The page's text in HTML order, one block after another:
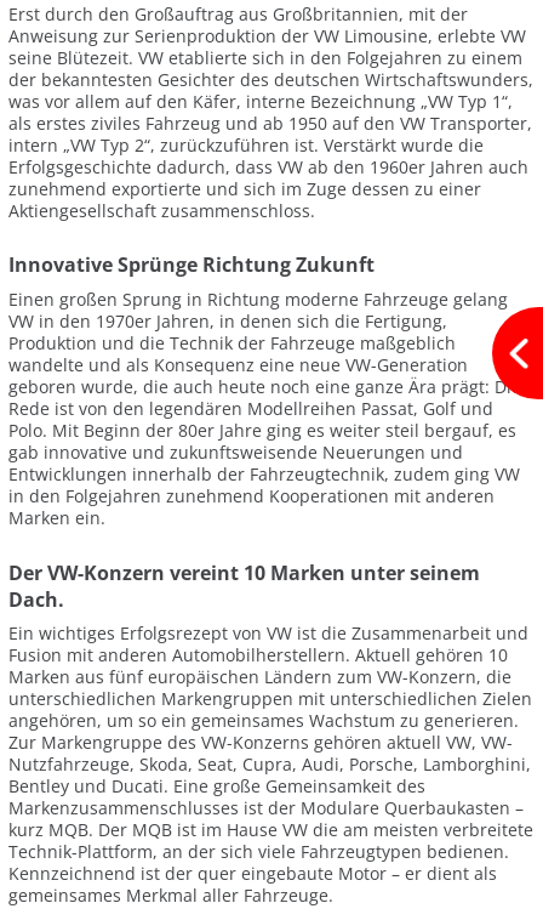
Erst durch den Großauftrag aus Großbritannien, mit der
Anweisung zur Serienproduktion der VW Limousine, erlebte VW
seine Blütezeit. VW etablierte sich in den Folgejahren zu einem
der bekanntesten Gesichter des deutschen Wirtschaftswunders,
was vor allem auf den Käfer, interne Bezeichnung „VW Typ 1“,
als erstes ziviles Fahrzeug und ab 1950 auf den VW Transporter,
intern „VW Typ 2“, zurückzuführen ist. Verstärkt wurde die
Erfolgsgeschichte dadurch, dass VW ab den 1960er Jahren auch
zunehmend exportierte und sich im Zuge dessen zu einer
Aktiengesellschaft zusammenschloss.
Innovative Sprünge Richtung Zukunft
Einen großen Sprung in Richtung moderne Fahrzeuge gelang
VW in den 1970er Jahren, in denen sich die Fertigung,
Produktion und die Technik der Fahrzeuge maßgeblich
wandelte und als Konsequenz eine neue VW-Generation
geboren wurde, die auch heute noch eine ganze Ära prägt: Die
Rede ist von den legendären Modellreihen Passat, Golf und
Polo. Mit Beginn der 80er Jahre ging es weiter steil bergauf, es
gab innovative und zukunftsweisende Neuerungen und
Entwicklungen innerhalb der Fahrzeugtechnik, zudem ging VW
in den Folgejahren zunehmend Kooperationen mit anderen
Marken ein.
Der VW-Konzern vereint 10 Marken unter seinem
Dach.
Ein wichtiges Erfolgsrezept von VW ist die Zusammenarbeit und
Fusion mit anderen Automobilherstellern. Aktuell gehören 10
Marken aus fünf europäischen Ländern zum VW-Konzern, die
unterschiedlichen Markengruppen mit unterschiedlichen Zielen
angehören, um so ein gemeinsames Wachstum zu generieren.
Zur Markengruppe des VW-Konzerns gehören aktuell VW, VW-
Nutzfahrzeuge, Skoda, Seat, Cupra, Audi, Porsche, Lamborghini,
Bentley und Ducati. Eine große Gemeinsamkeit des
Markenzusammenschlusses ist der Modulare Querbaukasten –
kurz MQB. Der MQB ist im Hause VW die am meisten verbreitete
Technik-Plattform, an der sich viele Fahrzeugtypen bedienen.
Kennzeichnend ist der quer eingebaute Motor – er dient als
gemeinsames Merkmal aller Fahrzeuge.